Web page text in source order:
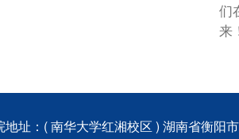
们
来
地址：( 南华大学红湘校区 ) 湖南省衡阳